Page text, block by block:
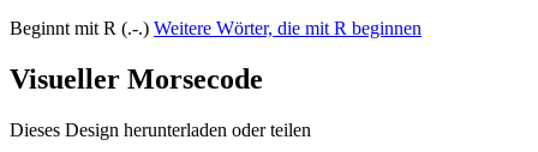
Beginnt mit R (.-.) Weitere Wörter, die mit R beginnen
Visueller Morsecode
Dieses Design herunterladen oder teilen